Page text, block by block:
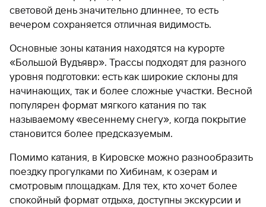
световой день значительно длиннее, то есть
вечером сохраняется отличная видимость.
Основные зоны катания находятся на курорте
«Большой Вудъявр». Трассы подходят для разного
уровня подготовки: есть как широкие склоны для
начинающих, так и более сложные участки. Весной
популярен формат мягкого катания по так
называемому «весеннему снегу», когда покрытие
становится более предсказуемым.
Помимо катания, в Кировске можно разнообразить
поездку прогулками по Хибинам, к озерам и
смотровым площадкам. Для тех, кто хочет более
спокойный формат отдыха, доступны экскурсии и